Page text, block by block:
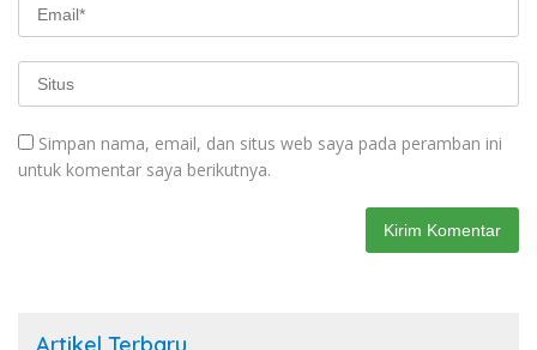
Simpan nama, email, dan situs web saya pada peramban ini
untuk komentar saya berikutnya.